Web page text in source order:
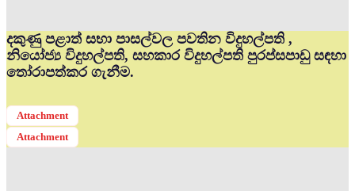
දකුණු පළාත් සභා පාසල්වල පවතින විදුහල්පති ,
නියෝජ්‍ය විදුහල්පති, සහකාර විදුහල්පති පුරප්සපාඩු සඳහා
තෝරාපත්කර ගැනීම.
Attachment
Attachment